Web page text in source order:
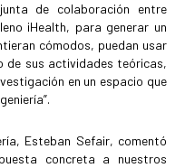
de colaboración entre
iHealth, para generar un
cómodos, puedan usar
de sus actividades teóricas,
en un espacio que
Esteban Sefair, comentó
concreta a nuestros